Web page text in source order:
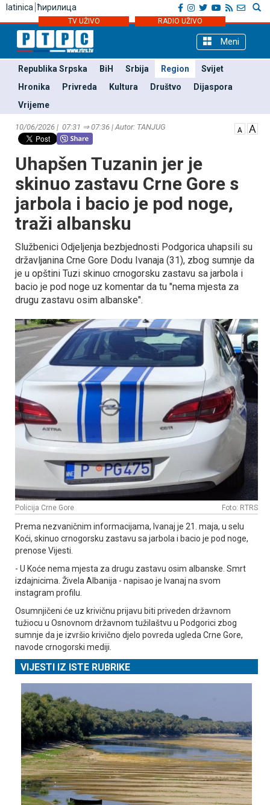
latinica ћирилица
TV UŽIVO RADIO UŽIVO
Meni
Republika Srpska BiH Srbija Region
Svijet
Hronika
Privreda Kultura Društvo
Dijaspora
Vrijeme
10/06/2026 | 07:31 ⇒ 07:36 | Autor: TANЈUG
Uhapšen Tuzanin jer je
skinuo zastavu Crne Gore s
jarbola i bacio je pod noge,
traži albansku
Službenici Odjeljenja bezbjednosti Podgorica uhapsili su
državljanina Crne Gore Dodu Ivanaja (31), zbog sumnje da
je u opštini Tuzi skinuo crnogorsku zastavu sa jarbola i
bacio je pod noge uz komentar da tu "nema mjesta za
drugu zastavu osim albanske".
Policija Crne Gore Foto: RTRS
Prema nezvaničnim informacijama, Ivanaj je 21. maja, u selu
Koći, skinuo crnogorsku zastavu sa jarbola i bacio je pod noge,
prenose Vijesti.
- U Koće nema mjesta za drugu zastavu osim albanske. Smrt
izdajnicima. Živela Albanija - napisao je Ivanaj na svom
instagram profilu.
Osumnjičeni će uz krivičnu prijavu biti priveden državnom
tužiocu u Osnovnom državnom tužilaštvu u Podgorici zbog
sumnje da je izvršio krivično djelo povreda ugleda Crne Gore,
navode crnogorski mediji.
VIJESTI IZ ISTE RUBRIKE